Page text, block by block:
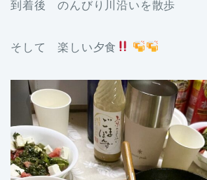
到着後 のんびり川沿いを散歩
そして 楽しい夕食